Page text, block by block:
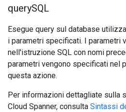
querySQL
Esegue query sul database
i parametri specificati. I parametri
nell'istruzione SQL con nomi
parametri vengono specificati nel
questa azione.
Per informazioni dettagliate sulla
Cloud Spanner, consulta Sintassi